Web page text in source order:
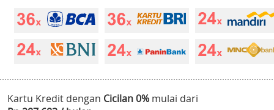
Kartu Kredit dengan Cicilan 0% mulai dari